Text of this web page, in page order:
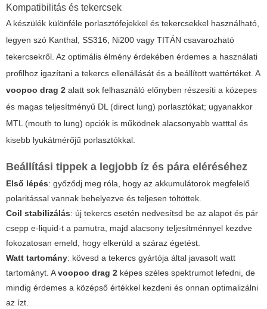
Kompatibilitás és tekercsek
A készülék különféle porlasztófejekkel és tekercsekkel használható,
legyen szó Kanthal, SS316, Ni200 vagy TITÁN csavarozható
tekercsekről. Az optimális élmény érdekében érdemes a használati
profilhoz igazítani a tekercs ellenállását és a beállított wattértéket. A
voopoo drag 2 alatt sok felhasználó előnyben részesíti a közepes
és magas teljesítményű DL (direct lung) porlasztókat; ugyanakkor
MTL (mouth to lung) opciók is működnek alacsonyabb watttal és
kisebb lyukátmérőjű porlasztókkal.
Beállítási tippek a legjobb íz és pára eléréséhez
Első lépés: győződj meg róla, hogy az akkumulátorok megfelelő
polaritással vannak behelyezve és teljesen töltöttek.
Coil stabilizálás: új tekercs esetén nedvesítsd be az alapot és pár
csepp e-liquid-t a pamutra, majd alacsony teljesítménnyel kezdve
fokozatosan emeld, hogy elkerüld a száraz égetést.
Watt tartomány: kövesd a tekercs gyártója által javasolt watt
tartományt. Avoopoo drag 2 képes széles spektrumot lefedni, de
mindig érdemes a középső értékkel kezdeni és onnan optimalizálni
az ízt.